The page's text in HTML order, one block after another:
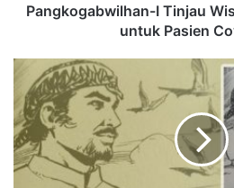
Pangkogabwilhan-I Tinjau
untuk Pasien